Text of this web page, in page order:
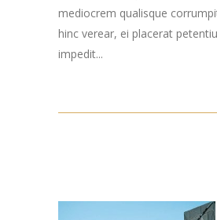
mediocrem qualisque
hinc verear, ei placerat
impedit...